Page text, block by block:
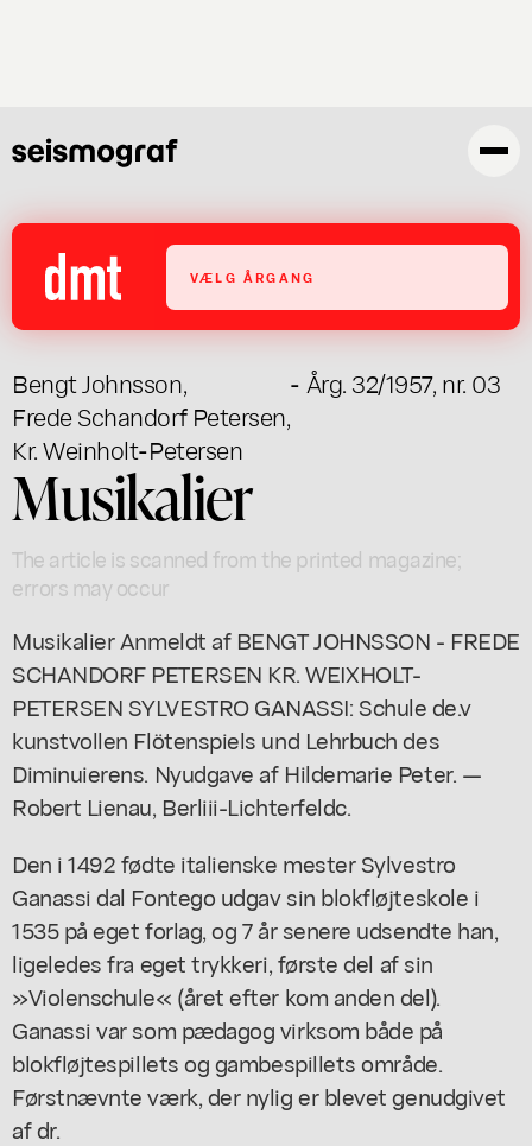
VÆLG ÅRGANG
Bengt Johnsson,
Frede Schandorf Petersen,
Kr. Weinholt-Petersen
- Årg. 32/1957, nr. 03
Musikalier
The article is scanned from the printed magazine;
errors may occur
Musikalier Anmeldt af BENGT JOHNSSON - FREDE
SCHANDORF PETERSEN KR. WEIXHOLT-
PETERSEN SYLVESTRO GANASSI: Schule de.v
kunstvollen Flötenspiels und Lehrbuch des
Diminuierens. Nyudgave af Hildemarie Peter. —
Robert Lienau, Berliii-Lichterfeldc.
Den i 1492 fødte italienske mester Sylvestro
Ganassi dal Fontego udgav sin blokfløjteskole i
1535 på eget forlag, og 7 år senere udsendte han,
ligeledes fra eget trykkeri, første del af sin
»Violenschule« (året efter kom anden del).
Ganassi var som pædagog virksom både på
blokfløjtespillets og gambespillets område.
Førstnævnte værk, der nylig er blevet genudgivet
af dr.